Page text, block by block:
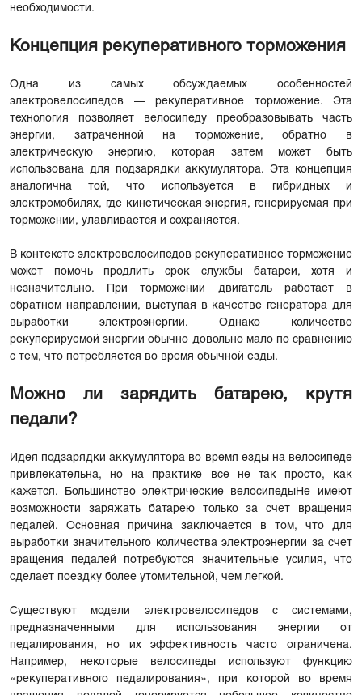
необходимости.
Концепция рекуперативного торможения
Одна из самых обсуждаемых особенностей
электровелосипедов — рекуперативное торможение. Эта
технология позволяет велосипеду преобразовывать часть
энергии, затраченной на торможение, обратно в
электрическую энергию, которая затем может быть
использована для подзарядки аккумулятора. Эта концепция
аналогична той, что используется в гибридных и
электромобилях, где кинетическая энергия, генерируемая при
торможении, улавливается и сохраняется.
В контексте электровелосипедов рекуперативное торможение
может помочь продлить срок службы батареи, хотя и
незначительно. При торможении двигатель работает в
обратном направлении, выступая в качестве генератора для
выработки электроэнергии. Однако количество
рекуперируемой энергии обычно довольно мало по сравнению
с тем, что потребляется во время обычной езды.
Можно ли зарядить батарею, крутя
педали?
Идея подзарядки аккумулятора во время езды на велосипеде
привлекательна, но на практике все не так просто, как
кажется. Большинство электрические велосипедыНе имеют
возможности заряжать батарею только за счет вращения
педалей. Основная причина заключается в том, что для
выработки значительного количества электроэнергии за счет
вращения педалей потребуются значительные усилия, что
сделает поездку более утомительной, чем легкой.
Существуют модели электровелосипедов с системами,
предназначенными для использования энергии от
педалирования, но их эффективность часто ограничена.
Например, некоторые велосипеды используют функцию
«рекуперативного педалирования», при которой во время